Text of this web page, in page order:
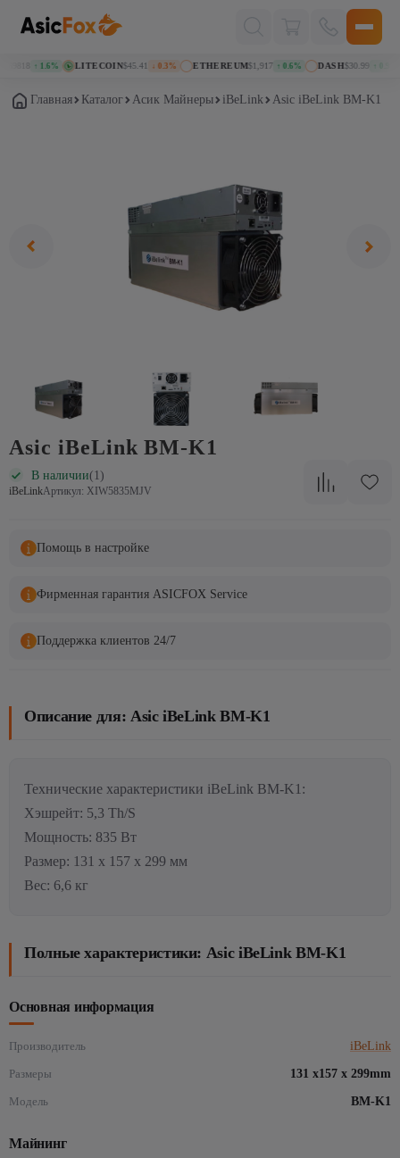
↑ 1.6% LITECOIN$45.41 ↓ 0.3% ETHEREUM$1,917 ↑ 0.6% DASH$30.99 ↑ 0.9%
Главная Каталог Асик Майнеры iBeLink Asic iBeLink BM-K1
Asic iBeLink BM-K1
В наличии(1)
iBeLinkАртикул: XIW5835MJV
Помощь в настройке
Фирменная гарантия ASICFOX Service
Поддержка клиентов 24/7
Описание для: Asic iBeLink BM-K1
Технические характеристики iBeLink BM-K1:
Хэшрейт: 5,3 Th/S
Мощность: 835 Вт
Размер: 131 х 157 х 299 мм
Вес: 6,6 кг
Полные характеристики: Asic iBeLink BM-K1
Основная информация
Производитель iBeLink
Размеры 131 x157 x 299mm
Модель BM-K1
Майнинг